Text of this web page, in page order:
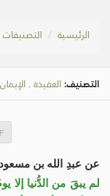
الرئيسية التصنيفات
التصنيف: العقيدة .
عن عبدِ الله بن
لم يبقَ من الدُّنيا إلا